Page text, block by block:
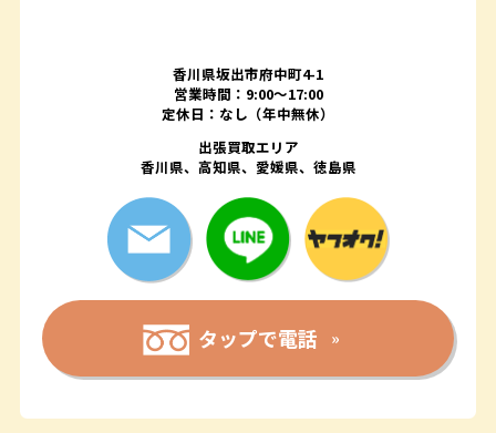
香川県坂出市府中町4-1
営業時間：9:00～17:00
定休日：なし（年中無休）
出張買取エリア
香川県、高知県、愛媛県、徳島県
タップで電話